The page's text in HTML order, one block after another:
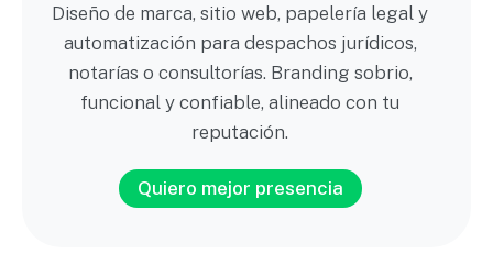
Diseño de marca, sitio web, papelería legal y
automatización para despachos jurídicos,
notarías o consultorías. Branding sobrio,
funcional y confiable, alineado con tu
reputación.
Quiero mejor presencia